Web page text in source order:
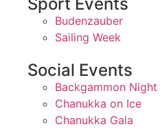
Budenzauber
Sailing Week
Social Events
Backgammon Night
Chanukka on Ice
Chanukka Gala